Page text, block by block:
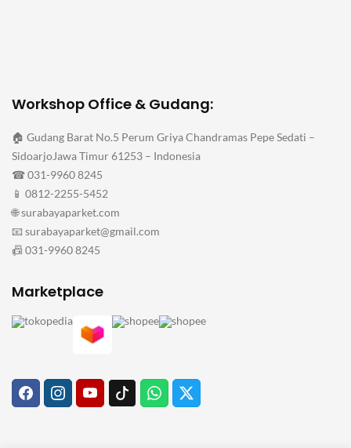
Workshop Office & Gudang:
🏠 Gudang Barat No.5 Perum Griya Chandramas Pepe Sedati –
SidoarjoJawa Timur 61253 – Indonesia
☎ 031-9960 8245
📱 0812-2255-5452
🌐 surabayaparket.com
📧 surabayaparket@gmail.com
📠 031-9960 8245
Marketplace